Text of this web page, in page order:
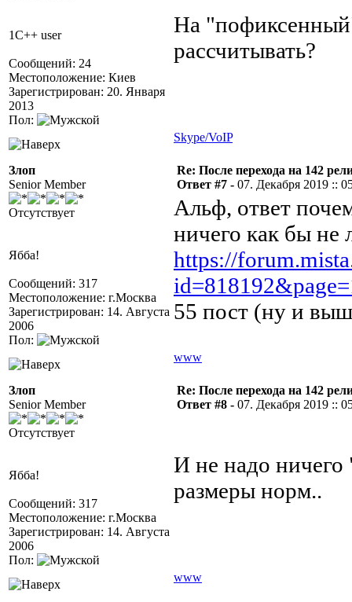
1C++ user
Сообщений: 24
Местоположение: Киев
Зарегистрирован: 20. Января
2013
Пол:
На
рассчитывать?
Skype/VoIP
Злоп
Senior Member
Отсутствует
Ябба!
Сообщений: 317
Местоположение: г.Москва
Зарегистрирован: 14. Августа
2006
Пол:
Re: После перехода на 142
Ответ #7 - 07. Декабря 2019 ::
Альф, ответ
ничего как бы не
https://
55 пост (ну и
www
Злоп
Senior Member
Отсутствует
Ябба!
Сообщений: 317
Местоположение: г.Москва
Зарегистрирован: 14. Августа
2006
Пол:
Re: После перехода на 142
Ответ #8 - 07. Декабря 2019 ::
И не надо ничего
размеры норм..
www